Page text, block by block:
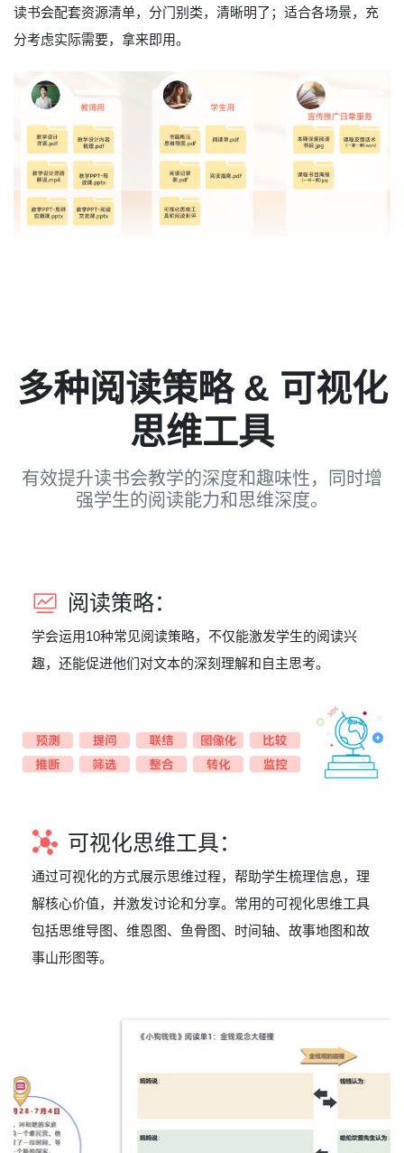
读书会配套资源清单，分门别类，清晰明了；适合各场景，充
分考虑实际需要，拿来即用。
多种阅读策略 & 可视化
思维工具
有效提升读书会教学的深度和趣味性，同时增
强学生的阅读能力和思维深度。
阅读策略：
学会运用10种常见阅读策略，不仅能激发学生的阅读兴
趣，还能促进他们对文本的深刻理解和自主思考。
可视化思维工具：
通过可视化的方式展示思维过程，帮助学生梳理信息，理
解核心价值，并激发讨论和分享。常用的可视化思维工具
包括思维导图、维恩图、鱼骨图、时间轴、故事地图和故
事山形图等。